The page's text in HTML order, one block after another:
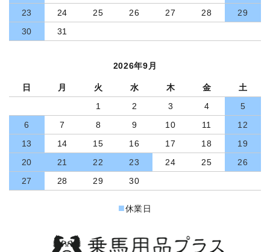
23
24 25 26 27 28
29
30
31
2026年9月
日 月 火 水 木 金
土
1
2 3 4
5
6
7 8 9 10 11
12
13
14 15 16 17 18
19
20
21 22 23 24 25
26
27
28 29 30
■休業日